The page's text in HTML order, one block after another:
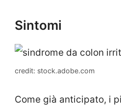
Sintomi
credit: stock.adobe.com
Come già anticipato, i